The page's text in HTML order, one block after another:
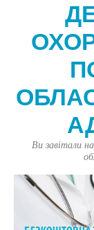
Ви завітали